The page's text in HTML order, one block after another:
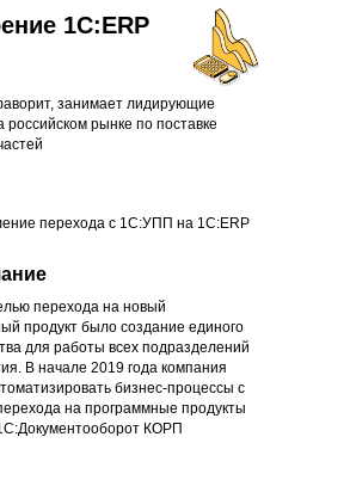
1С:ERP
занимает лидирующие
российском рынке по поставке
перехода с 1С:УПП на 1С:ERP
перехода на новый
продукт было создание единого
для работы всех подразделений
В начале 2019 года компания
бизнес-процессы с
на программные продукты
КОРП